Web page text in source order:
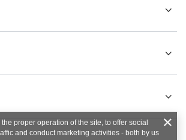
proper operation of the site, to offer social
and conduct marketing activities - both by us